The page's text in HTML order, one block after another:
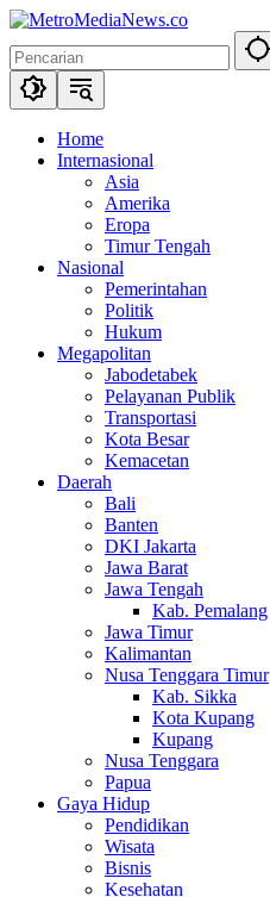
Langsung
konten
Home
Internasional
Asia
Amerika
Eropa
Timur Tengah
Nasional
Pemerintahan
Politik
Hukum
Megapolitan
Jabodetabek
Pelayanan Publik
Transportasi
Kota Besar
Kemacetan
Daerah
Bali
Banten
DKI Jakarta
Jawa Barat
Jawa Tengah
Kab. Pemalang
Jawa Timur
Kalimantan
Nusa Tenggara Timur
Kab. Sikka
Kota Kupang
Kupang
Nusa Tenggara
Papua
Gaya Hidup
Pendidikan
Wisata
Bisnis
Kesehatan